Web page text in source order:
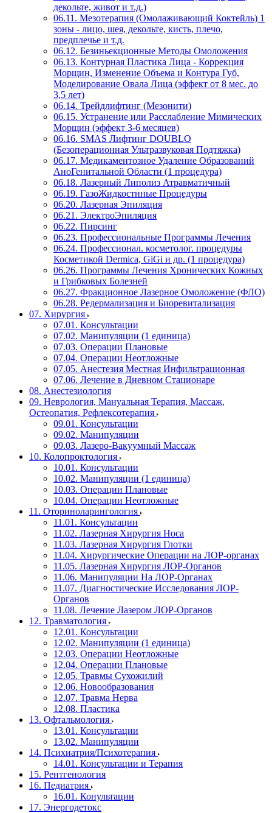
декольте, живот и т.д.)
06.11. Мезотерапия (Омолаживающий Коктейль) 1
зоны - лицо, шея, декольте, кисть, плечо,
предплечье и т.д.
06.12. Безиньекционные Методы Омоложения
06.13. Контурная Пластика Лица - Коррекция
Морщин, Изменение Объема и Контура Губ,
Моделирование Овала Лица (эффект от 8 мес. до
3,5 лет)
06.14. Трейдлифтинг (Мезонити)
06.15. Устранение или Расслабление Мимических
Морщин (эффект 3-6 месяцев)
06.16. SMAS Лифтинг DOUBLO
(Безоперационная Ультразвуковая Подтяжка)
06.17. Медикаментозное Удаление Образований
АноГенитальной Области (1 процедура)
06.18. Лазерный Липолиз Атравматичный
06.19. ГазоЖидкостнные Процедуры
06.20. Лазерная Эпиляция
06.21. ЭлектроЭпиляция
06.22. Пирсинг
06.23. Профессиональные Программы Лечения
06.24. Профессионал. косметолог. процедуры
Косметикой Dermica, GiGi и др. (1 процедура)
06.26. Программы Лечения Хронических Кожных
и Грибковых Болезней
06.27. Фракционное Лазерное Омоложение (ФЛО)
06.28. Редермализация и Биоревитализация
07. Хирургия
07.01. Консультации
07.02. Манипуляции (1 единица)
07.03. Операции Плановые
07.04. Операции Неотложные
07.05. Анестезия Местная Инфильтрационная
07.06. Лечение в Дневном Стационаре
08. Анестезиология
09. Неврология, Мануальная Терапия, Массаж,
Остеопатия, Рефлексотерапия
09.01. Консультации
09.02. Манипуляции
09.03. Лазеро-Вакуумный Массаж
10. Колопроктология
10.01. Консультации
10.02. Манипуляции (1 единица)
10.03. Операции Плановые
10.04. Операции Неотложные
11. Оториноларингология
11.01. Консультации
11.02. Лазерная Хирургия Носа
11.03. Лазерная Хирургия Глотки
11.04. Хирургические Операции на ЛОР-органах
11.05. Лазерная Хирургия ЛОР-Органов
11.06. Манипуляции На ЛОР-Органах
11.07. Диагностические Исследования ЛОР-
Органов
11.08. Лечение Лазером ЛОР-Органов
12. Травматология
12.01. Консультации
12.02. Манипуляции (1 единица)
12.03. Операции Неотложные
12.04. Операции Плановые
12.05. Травмы Сухожилий
12.06. Новообразования
12.07. Травма Нерва
12.08. Пластика
13. Офтальмология
13.01. Консультации
13.02. Манипуляции
14. Психиатрия/Психотерапия
14.01. Консультации и Терапия
15. Рентгенология
16. Педиатрия
16.01. Конультации
17. Энергодетокс